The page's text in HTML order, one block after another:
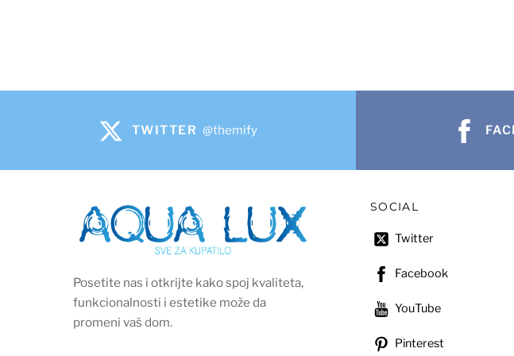
TWITTER @themify
Posetite nas i otkrijte kako spoj kvaliteta,
funkcionalnosti i estetike može da
promeni vaš dom.
SOCIAL
Twitter
Facebook
YouTube
Pinterest